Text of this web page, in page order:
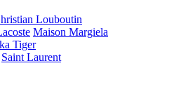
Louboutin
Maison Margiela
Tiger
Saint Laurent